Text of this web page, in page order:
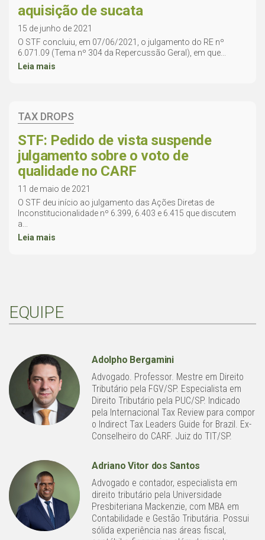
aquisição de sucata
15 de junho de 2021
O STF concluiu, em 07/06/2021, o julgamento do RE nº
6.071.09 (Tema nº 304 da Repercussão Geral), em que...
Leia mais
TAX DROPS
STF: Pedido de vista suspende
julgamento sobre o voto de
qualidade no CARF
11 de maio de 2021
O STF deu início ao julgamento das Ações Diretas de
Inconstitucionalidade nº 6.399, 6.403 e 6.415 que discutem
a...
Leia mais
EQUIPE
Adolpho Bergamini
Advogado. Professor. Mestre em Direito
Tributário pela FGV/SP. Especialista em
Direito Tributário pela PUC/SP. Indicado
pela Internacional Tax Review para compor
o Indirect Tax Leaders Guide for Brazil. Ex-
Conselheiro do CARF. Juiz do TIT/SP.
Adriano Vitor dos Santos
Advogado e contador, especialista em
direito tributário pela Universidade
Presbiteriana Mackenzie, com MBA em
Contabilidade e Gestão Tributária. Possui
sólida experiência nas áreas fiscal,